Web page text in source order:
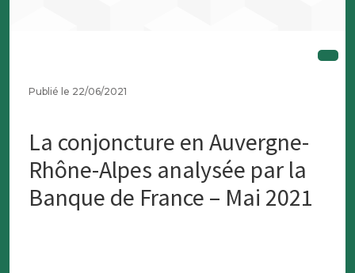
Publié le 22/06/2021
La conjoncture en Auvergne-
Rhône-Alpes analysée par la
Banque de France – Mai 2021